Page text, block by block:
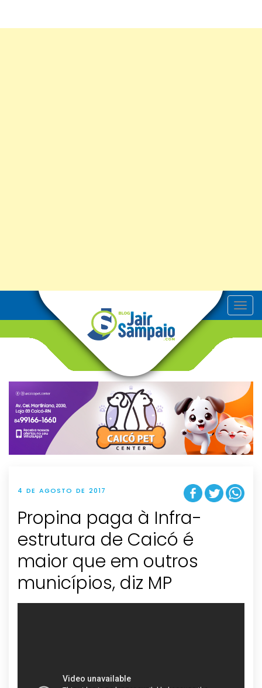
T
o
v
g
t
i
o
n
4 DE AGOSTO DE 2017
Propina paga à Infra-
estrutura de Caicó é
maior que em outros
municípios, diz MP